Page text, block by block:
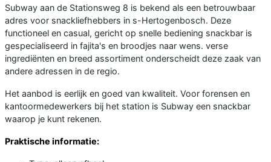
Subway aan de Stationsweg 8 is bekend als een betrouwbaar
adres voor snackliefhebbers in s-Hertogenbosch. Deze
functioneel en casual, gericht op snelle bediening snackbar is
gespecialiseerd in fajita's en broodjes naar wens. verse
ingrediënten en breed assortiment onderscheidt deze zaak van
andere adressen in de regio.
Het aanbod is eerlijk en goed van kwaliteit. Voor forensen en
kantoormedewerkers bij het station is Subway een snackbar
waarop je kunt rekenen.
Praktische informatie: